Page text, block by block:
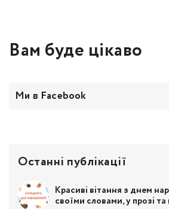
Вам буде цікаво
Ми в Facebook
Останні публікації
Красиві вітання з днем
своїми словами, у прозі